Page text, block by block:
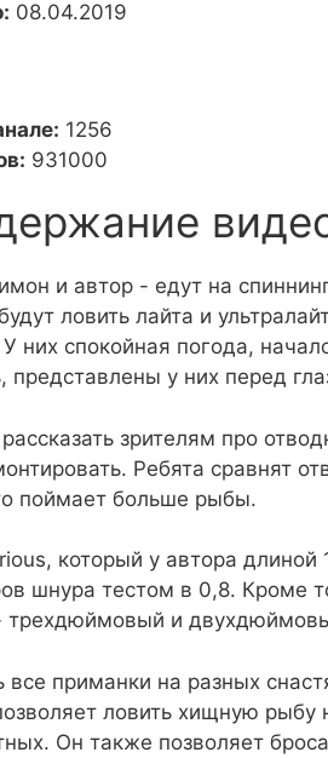
08.04.2019
1256
931000
и автор - едут на
ловить лайта и
них спокойная погода,
представлены у них перед
зрителям про
Ребята сравнят
поймает больше рыбы.
который у автора
шнура тестом в 0,8. Кроме
трехдюймовый и
все приманки на разных
ловить хищную
Он также позволяет